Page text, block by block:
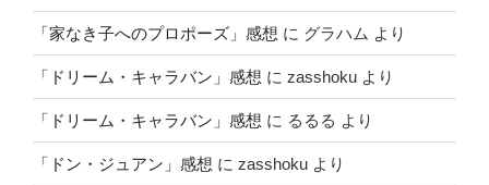
「家なき子へのプロポーズ」感想 に グラハム より
「ドリーム・キャラバン」感想 に zasshoku より
「ドリーム・キャラバン」感想 に るるる より
「ドン・ジュアン」感想 に zasshoku より